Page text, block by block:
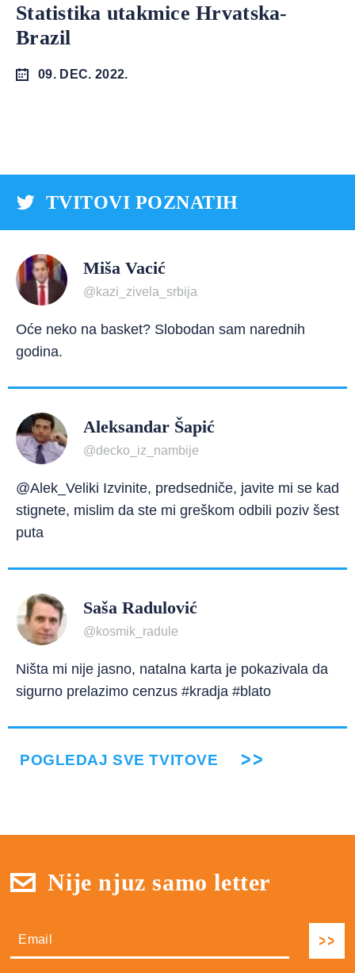
Statistika utakmice Hrvatska-
Brazil
09. DEC. 2022.
TVITOVI POZNATIH
Miša Vacić
@kazi_zivela_srbija
Oće neko na basket? Slobodan sam narednih
godina.
Aleksandar Šapić
@decko_iz_nambije
@Alek_Veliki Izvinite, predsedniče, javite mi se kad
stignete, mislim da ste mi greškom odbili poziv šest
puta
Saša Radulović
@kosmik_radule
Ništa mi nije jasno, natalna karta je pokazivala da
sigurno prelazimo cenzus #kradja #blato
POGLEDAJ SVE TVITOVE
Nije njuz samo letter